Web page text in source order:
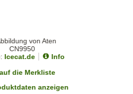
Icecat.de
Info
auf die Merkliste
anzeigen